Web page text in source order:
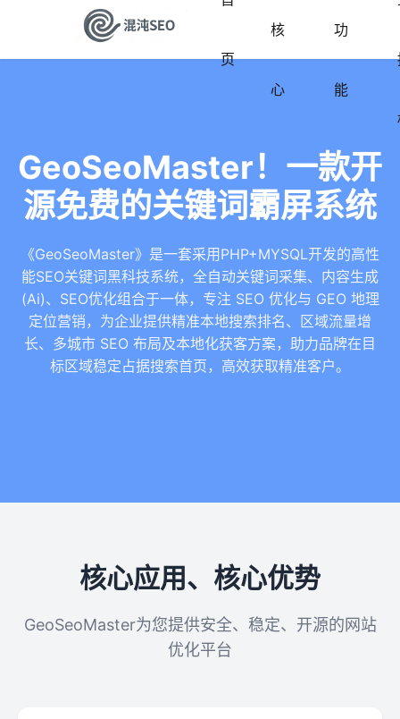
页
核
心
功
能
GeoSeoMaster！一款开
源免费的关键词霸屏系统
《GeoSeoMaster》是一套采用PHP+MYSQL开发的高性
能SEO关键词黑科技系统，全自动关键词采集、内容生成
(Ai)、SEO优化组合于一体，专注 SEO 优化与 GEO 地理
定位营销，为企业提供精准本地搜索排名、区域流量增
长、多城市 SEO 布局及本地化获客方案，助力品牌在目
标区域稳定占据搜索首页，高效获取精准客户。
核心应用、核心优势
GeoSeoMaster为您提供安全、稳定、开源的网站
优化平台